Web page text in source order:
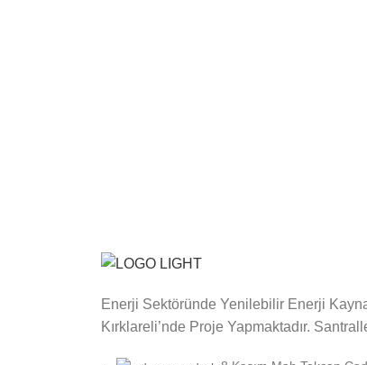
Enerji Sektöründe Yenilebilir Enerji
Kırklareli’nde Proje Yapmaktadır.